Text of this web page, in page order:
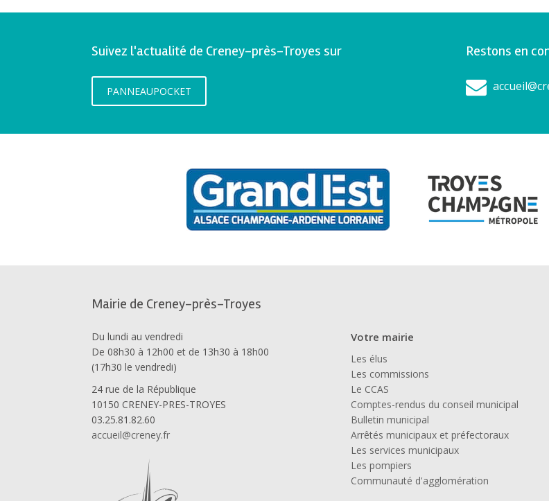
Suivez l'actualité de Creney-près-Troyes sur
PANNEAUPOCKET
Restons en
Mairie de Creney-près-Troyes
Du lundi au vendredi
De 08h30 à 12h00 et de 13h30 à 18h00
(17h30 le vendredi)
24 rue de la République
10150 CRENEY-PRES-TROYES
03.25.81.82.60
accueil@creney.fr
Votre mairie
Les élus
Les commissions
Le CCAS
Comptes-rendus du conseil municipal
Bulletin municipal
Arrêtés municipaux et préfectoraux
Les services municipaux
Les pompiers
Communauté d'agglomération